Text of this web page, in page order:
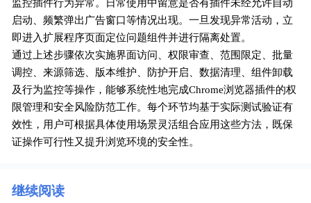
监控插件行为异常。日常使用中留意是否有插件未经允许自动
启动、频繁弹出广告窗口等情况出现。一旦发现异常活动，立
即进入扩展程序页面定位问题组件并进行隔离处置。
通过上述步骤依次实施界面访问、权限审查、范围限定、批量
调控、来源筛选、版本维护、防护开启、数据清理、组件卸载
及行为监控等操作，能够系统性地完成Chrome浏览器插件的权
限管理和安全风险防范工作。每个环节均基于实际测试验证有
效性，用户可根据具体使用场景灵活组合应用这些方法，既保
证操作可行性又提升浏览环境的安全性。
继续阅读